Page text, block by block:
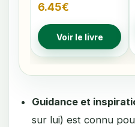
6.45€
Voir le livre
Guidance et
sur lui) est connu